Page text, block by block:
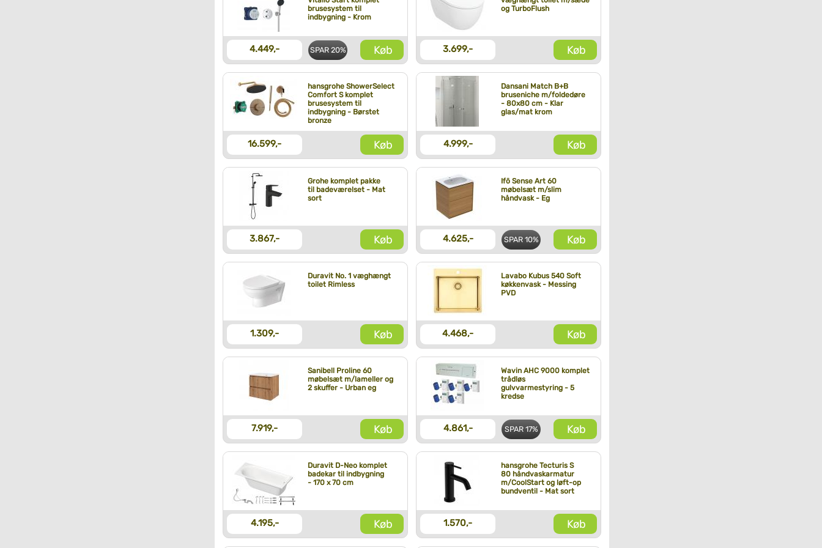
brusesystem til
indbygning - Krom
4.449,- SPAR 20% Køb
og TurboFlush
3.699,- Køb
hansgrohe ShowerSelect
Comfort S komplet
brusesystem til
indbygning - Børstet
bronze
16.599,- Køb
Dansani Match B+B
bruseniche m/foldedøre
- 80x80 cm - Klar
glas/mat krom
4.999,- Køb
Grohe komplet pakke
til badeværelset - Mat
sort
3.867,- Køb
Ifö Sense Art 60
møbelsæt m/slim
håndvask - Eg
4.625,- SPAR 10% Køb
Duravit No. 1 væghængt
toilet Rimless
1.309,- Køb
Lavabo Kubus 540 Soft
køkkenvask - Messing
PVD
4.468,- Køb
Sanibell Proline 60
møbelsæt m/lameller og
2 skuffer - Urban eg
7.919,- Køb
Wavin AHC 9000 komplet
trådløs
gulvvarmestyring - 5
kredse
4.861,- SPAR 17% Køb
Duravit D-Neo komplet
badekar til indbygning
- 170 x 70 cm
4.195,- Køb
hansgrohe Tecturis S
80 håndvaskarmatur
m/CoolStart og løft-op
bundventil - Mat sort
1.570,- Køb